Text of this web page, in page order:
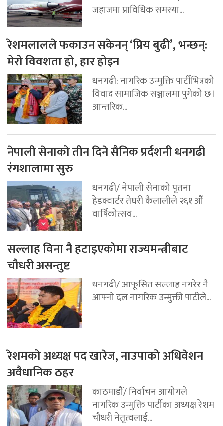
जहाजमा प्राविधिक समस्या...
रेशमलालले फकाउन सकेनन् ‘प्रिय बुढी’, भन्छन्:
मेरो विवशता हो, हार होइन
धनगढी: नागरिक उन्मुक्ति पार्टीभित्रको
विवाद सामाजिक सञ्जालमा पुगेको छ।
आन्तरिक...
नेपाली सेनाको तीन दिने सैनिक प्रर्दशनी धनगढी
रंगशालामा सुरु
धनगढी/ नेपाली सेनाको पृतना
हेडक्वार्टर तेघरी कैलालीले २६१ औं
वार्षिकोत्सव...
सल्लाह विना नै हटाइएकोमा राज्यमन्त्रीबाट
चौधरी असन्तुष्ट
धनगढी/ आफूसित सल्लाह नगरेर नै
आफ्नो दल नागरिक उन्मुक्ती पाटीले...
रेशमको अध्यक्ष पद खारेज, नाउपाको अधिवेशन
अवैधानिक ठहर
काठमाडौं/ निर्वाचन आयोगले
नागरिक उन्मुक्ति पार्टीका अध्यक्ष रेशम
चौधरी नेतृत्वलाई...